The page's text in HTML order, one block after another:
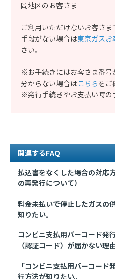
岡地区のお客さま
ご利用いただけないお客さ
手段がない場合は東京ガスお
さい。
※お手続きにはお客さま番号
分からない場合はこちらをご
※発行手続きやお支払い時の
関連するFAQ
払込書をなくした場合の対応
の再発行について）
料金未払いで停止したガスの
知りたい。
コンビニ支払用バーコード発
（認証コード）が届かない理
「コンビニ支払用バーコード
行方法が知りたい。